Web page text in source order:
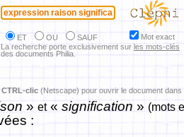
ET OU SAUF
Mot exact
La recherche porte exclusivement sur les mots-clés
des documents Philia.
CTRL-clic (Netscape) pour ouvrir le document dans
» et« signification » (mots
: